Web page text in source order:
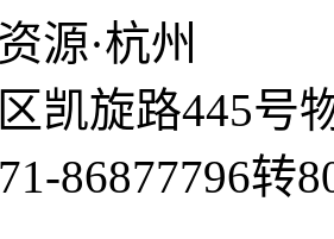
源·杭州
凯旋路445号
86877796转